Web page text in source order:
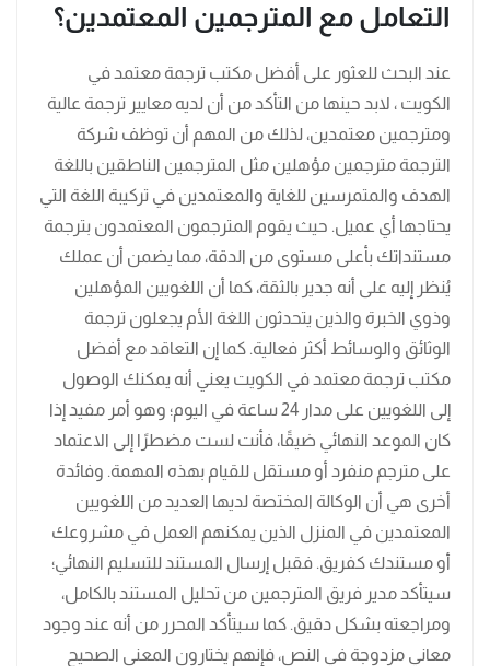
التعامل مع المترجمين المعتمدين؟
عند البحث للعثور على أفضل مكتب ترجمة معتمد في
الكويت ، لابد حينها من التأكد من أن لديه معايير ترجمة عالية
ومترجمين معتمدين، لذلك من المهم أن توظف شركة
الترجمة مترجمين مؤهلين مثل المترجمين الناطقين باللغة
الهدف والمتمرسين للغاية والمعتمدين في تركيبة اللغة التي
يحتاجها أي عميل. حيث يقوم المترجمون المعتمدون بترجمة
مستنداتك بأعلى مستوى من الدقة، مما يضمن أن عملك
يُنظر إليه على أنه جدير بالثقة، كما أن اللغويين المؤهلين
وذوي الخبرة والذين يتحدثون اللغة الأم يجعلون ترجمة
الوثائق والوسائط أكثر فعالية. كما إن التعاقد مع أفضل
مكتب ترجمة معتمد في الكويت يعني أنه يمكنك الوصول
إلى اللغويين على مدار 24 ساعة في اليوم؛ وهو أمر مفيد إذا
كان الموعد النهائي ضيقًا، فأنت لست مضطرًا إلى الاعتماد
على مترجم منفرد أو مستقل للقيام بهذه المهمة. وفائدة
أخرى هي أن الوكالة المختصة لديها العديد من اللغويين
المعتمدين في المنزل الذين يمكنهم العمل في مشروعك
أو مستندك كفريق. فقبل إرسال المستند للتسليم النهائي؛
سيتأكد مدير فريق المترجمين من تحليل المستند بالكامل،
ومراجعته بشكل دقيق. كما سيتأكد المحرر من أنه عند وجود
معاني مزدوجة في النص، فإنهم يختارون المعنى الصحيح